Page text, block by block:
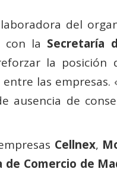
del
con la Secretaría
la posición
las empresas.
ausencia de
Cellnex,
de Comercio de